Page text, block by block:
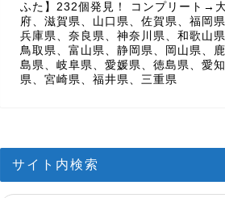
ふた】232個発見！ コンプリート→
府、滋賀県、山口県、佐賀県、福岡県
兵庫県、奈良県、神奈川県、和歌山県
鳥取県、富山県、静岡県、岡山県、
島県、岐阜県、愛媛県、徳島県、愛知
県、宮崎県、福井県、三重県
サイト内検索